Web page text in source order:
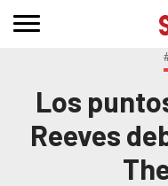
Los
Reeves